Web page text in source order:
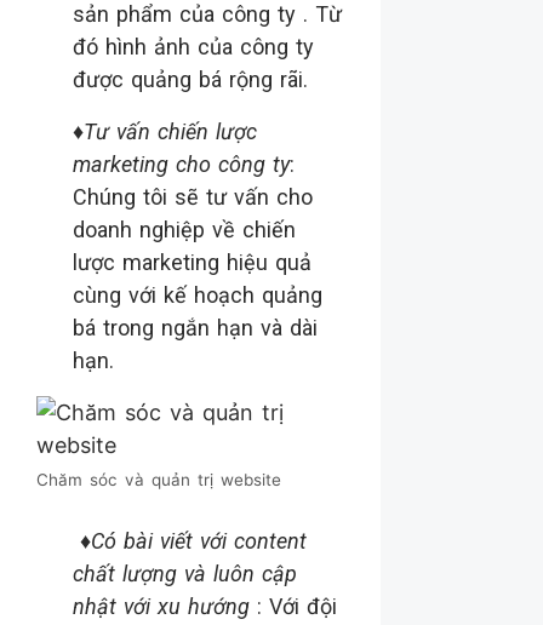
sản phẩm của công ty . Từ
đó hình ảnh của công ty
được quảng bá rộng rãi.
♦Tư vấn chiến lược
marketing cho công ty:
Chúng tôi sẽ tư vấn cho
doanh nghiệp về chiến
lược marketing hiệu quả
cùng với kế hoạch quảng
bá trong ngắn hạn và dài
hạn.
Chăm sóc và quản trị website
♦Có bài viết với content
chất lượng và luôn cập
nhật với xu hướng : Với đội